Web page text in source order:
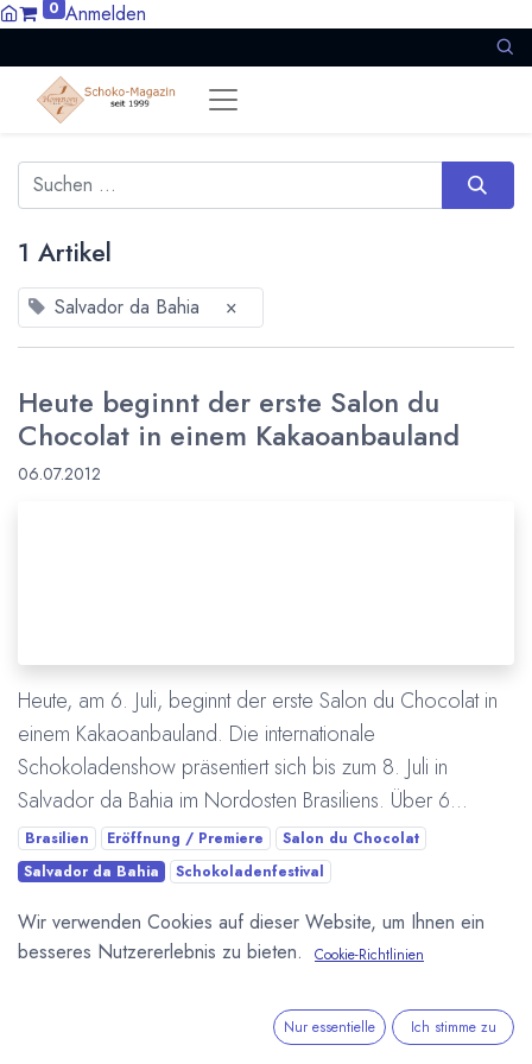
0 Anmelden
1 Artikel
Salvador da Bahia ×
Heute beginnt der erste Salon du
Chocolat in einem Kakaoanbauland
06.07.2012
Heute, am 6. Juli, beginnt der erste Salon du Chocolat in
einem Kakaoanbauland. Die internationale
Schokoladenshow präsentiert sich bis zum 8. Juli in
Salvador da Bahia im Nordosten Brasiliens. Über 6...
Brasilien Eröffnung / Premiere
Salon du Chocolat
Salvador da Bahia
Schokoladenfestival
Mehr lesen
Wir verwenden Cookies auf dieser Website, um Ihnen ein
besseres Nutzererlebnis zu bieten.
Cookie-Richtlinien
Nur essentielle Ich stimme zu